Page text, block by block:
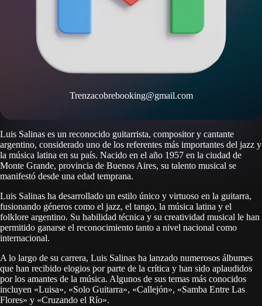
Trenzacobrebooking@gmail.com
Luis Salinas es un reconocido guitarrista, compositor y cantante
argentino, considerado uno de los referentes más importantes del jazz y
la música latina en su país. Nacido en el año 1957 en la ciudad de
Monte Grande, provincia de Buenos Aires, su talento musical se
manifestó desde una edad temprana.
Luis Salinas ha desarrollado un estilo único y virtuoso en la guitarra,
fusionando géneros como el jazz, el tango, la música latina y el
folklore argentino. Su habilidad técnica y su creatividad musical le han
permitido ganarse el reconocimiento tanto a nivel nacional como
internacional.
A lo largo de su carrera, Luis Salinas ha lanzado numerosos álbumes
que han recibido elogios por parte de la crítica y han sido aplaudidos
por los amantes de la música. Algunos de sus temas más conocidos
incluyen «Luisa», «Solo Guitarra», «Callejón», «Samba Entre Las
Flores» y «Cruzando el Río».